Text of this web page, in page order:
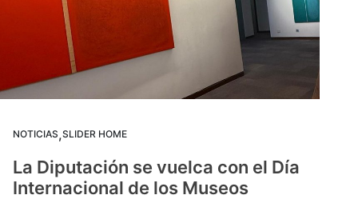
NOTICIAS,SLIDER HOME
La Diputación se vuelca con el Día
Internacional de los Museos